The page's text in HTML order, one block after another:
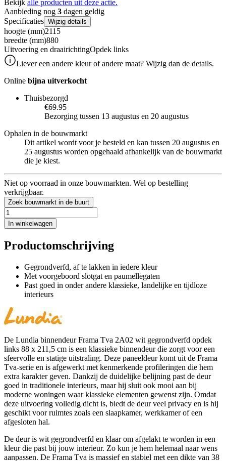
Bekijk alle producten uit deze actie.
Aanbieding nog 3 dagen geldig
Specificaties Wijzig details
hoogte (mm)2115
breedte (mm)880
Uitvoering en draairichtingOpdek links
Liever een andere kleur of andere maat? Wijzig dan de details.
Online bijna uitverkocht
Thuisbezorgd
€69.95
Bezorging tussen 13 augustus en 20 augustus
Ophalen in de bouwmarkt
Dit artikel wordt voor je besteld en kan tussen 20 augustus en
25 augustus worden opgehaald afhankelijk van de bouwmarkt
die je kiest.
Niet op voorraad in onze bouwmarkten. Wel op bestelling
verkrijgbaar.
Zoek bouwmarkt in de buurt
In winkelwagen
Productomschrijving
Gegrondverfd, af te lakken in iedere kleur
Met voorgeboord slotgat en paumellegaten
Past goed in onder andere klassieke, landelijke en tijdloze
interieurs
De Lundia binnendeur Frama Tva 2A02 wit gegrondverfd opdek
links 88 x 211,5 cm is een klassieke binnendeur die zorgt voor een
sfeervolle en statige uitstraling. Deze paneeldeur komt uit de Frama
Tva-serie en is afgewerkt met kenmerkende profileringen die hem
extra karakter geven. Dankzij de duidelijke belijning past de deur
goed in traditionele interieurs, maar hij sluit ook mooi aan bij
moderne woningen waar klassieke elementen gewenst zijn. Omdat
deze uitvoering volledig dicht is, biedt de deur veel privacy en is hij
geschikt voor ruimtes zoals een slaapkamer, werkkamer of een
afgesloten hal.
De deur is wit gegrondverfd en klaar om afgelakt te worden in een
kleur die past bij jouw interieur. Zo kun je hem helemaal naar wens
aanpassen. De Frama Tva is massief en stabiel met een dikte van 38